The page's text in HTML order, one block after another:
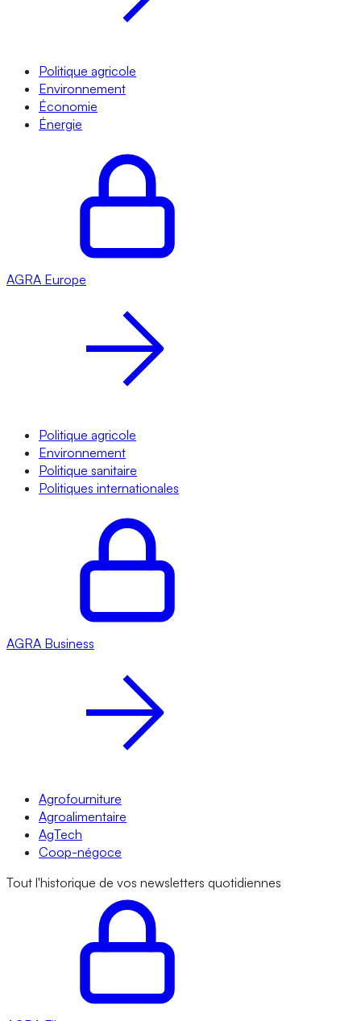
Politique agricole
Environnement
Économie
Énergie
AGRA Europe
Politique agricole
Environnement
Politique sanitaire
Politiques internationales
AGRA Business
Agrofourniture
Agroalimentaire
AgTech
Coop-négoce
Tout l'historique de vos newsletters quotidiennes